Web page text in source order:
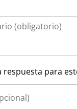
respuesta para